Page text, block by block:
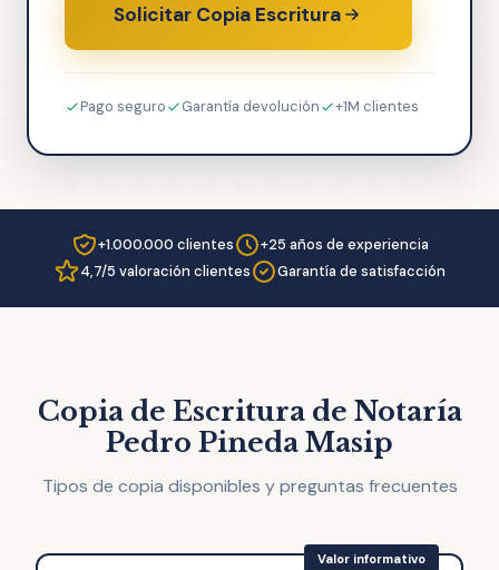
Solicitar Copia Escritura
Pago seguro Garantía devolución +1M clientes
+1.000.000 clientes
+25 años de experiencia
4,7/5 valoración clientes
Garantía de satisfacción
Copia de Escritura de Notaría
Pedro Pineda Masip
Tipos de copia disponibles y preguntas frecuentes